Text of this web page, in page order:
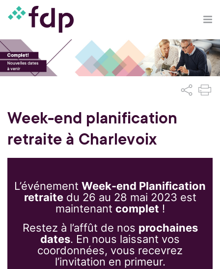
Week-end planification
retraite à Charlevoix
L’événement Week-end Planification
retraitedu 26 au 28 mai 2023 est
maintenant complet !
Restez à l’affût de nos prochaines
dates. En nous laissant vos
coordonnées, vous recevrez
l’invitation en primeur.